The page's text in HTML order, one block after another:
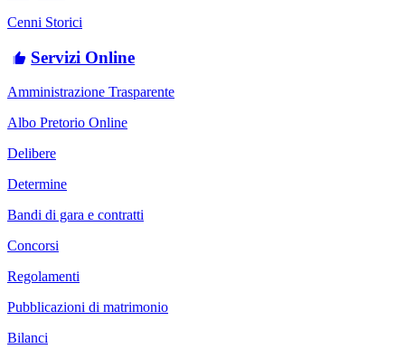
Cenni Storici
Servizi Online
Amministrazione Trasparente
Albo Pretorio Online
Delibere
Determine
Bandi di gara e contratti
Concorsi
Regolamenti
Pubblicazioni di matrimonio
Bilanci